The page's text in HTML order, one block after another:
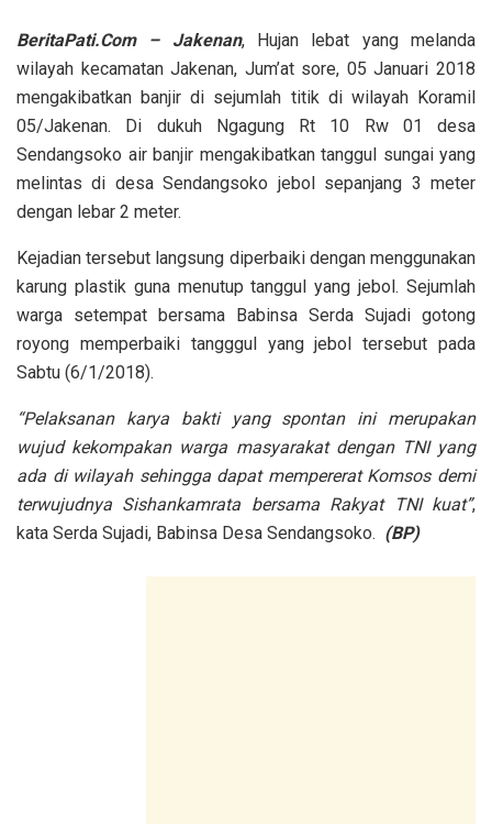
BeritaPati.Com – Jakenan, Hujan lebat yang melanda
wilayah kecamatan Jakenan, Jum’at sore, 05 Januari 2018
mengakibatkan banjir di sejumlah titik di wilayah Koramil
05/Jakenan. Di dukuh Ngagung Rt 10 Rw 01 desa
Sendangsoko air banjir mengakibatkan tanggul sungai yang
melintas di desa Sendangsoko jebol sepanjang 3 meter
dengan lebar 2 meter.
Kejadian tersebut langsung diperbaiki dengan menggunakan
karung plastik guna menutup tanggul yang jebol. Sejumlah
warga setempat bersama Babinsa Serda Sujadi gotong
royong memperbaiki tangggul yang jebol tersebut pada
Sabtu (6/1/2018).
“Pelaksanan karya bakti yang spontan ini merupakan
wujud kekompakan warga masyarakat dengan TNI yang
ada di wilayah sehingga dapat mempererat Komsos demi
terwujudnya Sishankamrata bersama Rakyat TNI kuat”,
kata Serda Sujadi, Babinsa Desa Sendangsoko. (BP)